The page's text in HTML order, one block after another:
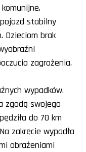
stabilny
Dzieciom brak
zagrożenia.
wypadków.
zgodą swojego
do 70 km
zakręcie wypadła
obrażeniami